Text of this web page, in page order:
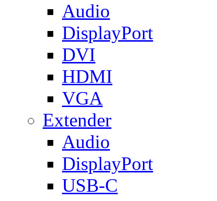
Audio
DisplayPort
DVI
HDMI
VGA
Extender
Audio
DisplayPort
USB-C